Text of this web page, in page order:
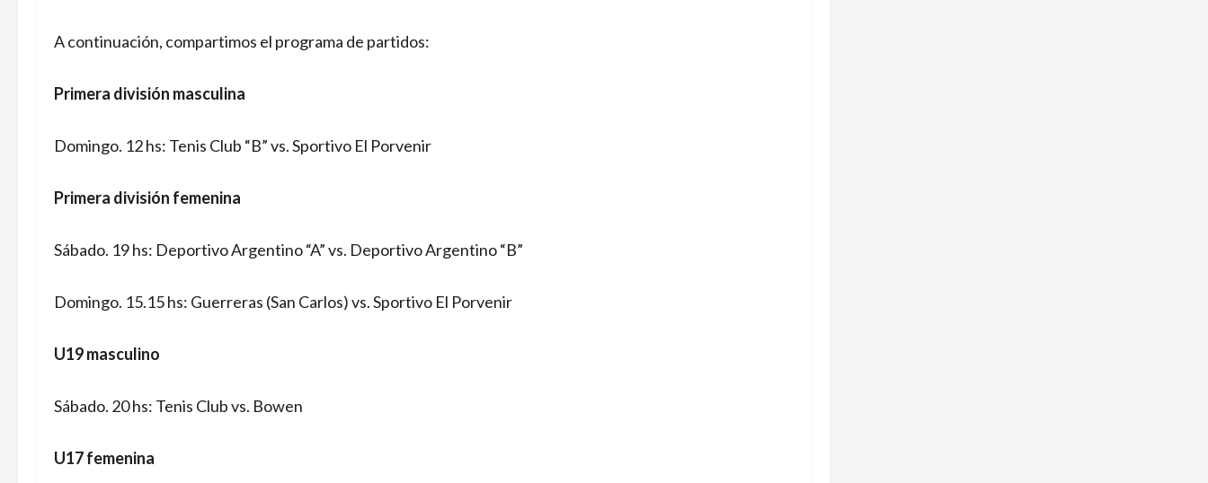
A continuación, compartimos el programa de partidos:
Primera división masculina
Domingo. 12 hs: Tenis Club “B” vs. Sportivo El Porvenir
Primera división femenina
Sábado. 19 hs: Deportivo Argentino “A” vs. Deportivo Argentino “B”
Domingo. 15.15 hs: Guerreras (San Carlos) vs. Sportivo El Porvenir
U19 masculino
Sábado. 20 hs: Tenis Club vs. Bowen
U17 femenina